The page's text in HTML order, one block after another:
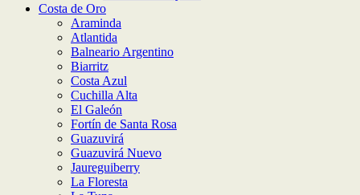
Costa de Oro
Araminda
Atlantida
Balneario Argentino
Biarritz
Costa Azul
Cuchilla Alta
El Galeón
Fortín de Santa Rosa
Guazuvirá
Guazuvirá Nuevo
Jaureguiberry
La Floresta